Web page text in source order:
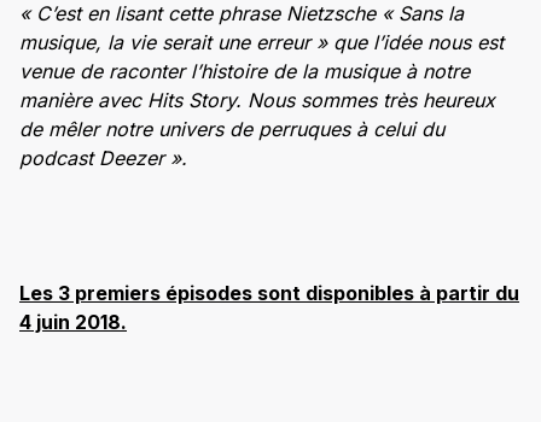
« C’est en lisant cette phrase Nietzsche « Sans la
musique, la vie serait une erreur » que l’idée nous est
venue de raconter l’histoire de la musique à notre
manière avec Hits Story. Nous sommes très heureux
de mêler notre univers de perruques à celui du
podcast Deezer ».
Les 3 premiers épisodes sont disponibles à partir du
4 juin 2018.